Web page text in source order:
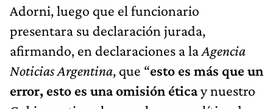
Adorni, luego que el funcionario
presentara su declaración jurada,
afirmando, en declaraciones a laAgencia
Noticias Argentina, que “esto es más que un
error, esto es una omisión éticay nuestro